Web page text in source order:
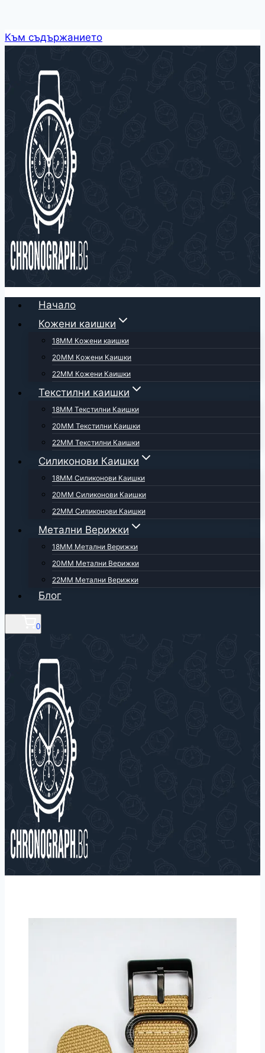
Към съдържанието
Начало
Кожени каишки
18ММ Кожени каишки
20ММ Кожени Каишки
22ММ Кожени Каишки
Текстилни каишки
18ММ Текстилни Каишки
20ММ Текстилни Каишки
22ММ Текстилни Каишки
Силиконови Каишки
18ММ Силиконови Каишки
20ММ Силиконови Каишки
22ММ Силиконови Каишки
Метални Верижки
18ММ Метални Верижки
20ММ Метални Верижки
22ММ Метални Верижки
Блог
0